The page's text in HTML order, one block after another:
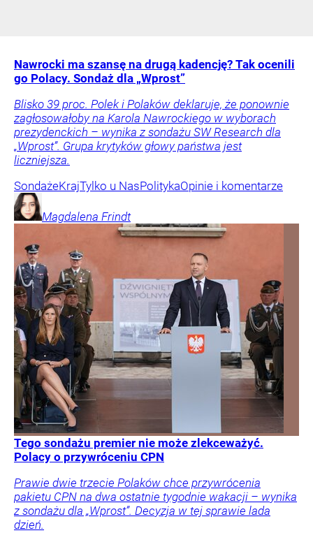
Nawrocki ma szansę na drugą kadencję? Tak ocenili
go Polacy. Sondaż dla „Wprost”
Blisko 39 proc. Polek i Polaków deklaruje, że ponownie
zagłosowałoby na Karola Nawrockiego w wyborach
prezydenckich – wynika z sondażu SW Research dla
„Wprost”. Grupa krytyków głowy państwa jest
liczniejsza.
SondażeKrajTylko u NasPolitykaOpinie i komentarze
Magdalena Frindt
Tego sondażu premier nie może zlekceważyć.
Polacy o przywróceniu CPN
Prawie dwie trzecie Polaków chce przywrócenia
pakietu CPN na dwa ostatnie tygodnie wakacji – wynika
z sondażu dla „Wprost”. Decyzja w tej sprawie lada
dzień.